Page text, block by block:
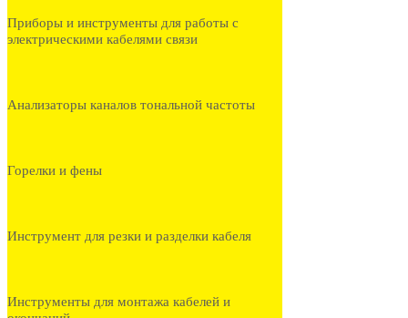
Приборы и инструменты для работы с
электрическими кабелями связи
Анализаторы каналов тональной частоты
Горелки и фены
Инструмент для резки и разделки кабеля
Инструменты для монтажа кабелей и